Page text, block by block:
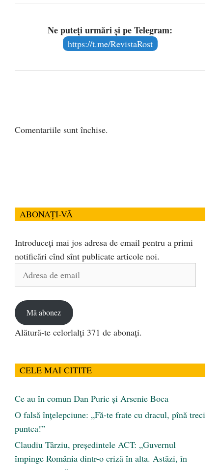
Ne puteți urmări și pe Telegram:
https://t.me/RevistaRost
Comentariile sunt închise.
ABONAȚI-VĂ
Introduceți mai jos adresa de email pentru a primi
notificări cînd sînt publicate articole noi.
Mă abonez
Alătură-te celorlalți 371 de abonați.
CELE MAI CITITE
Ce au în comun Dan Puric şi Arsenie Boca
O falsă înțelepciune: „Fă-te frate cu dracul, pînă treci
puntea!”
Claudiu Târziu, președintele ACT: „Guvernul
împinge România dintr-o criză în alta. Astăzi, în